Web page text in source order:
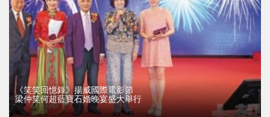
《笑笑回憶錄》揚威國際電影節
梁仲笑何超藍寶石婚晚宴盛大舉行